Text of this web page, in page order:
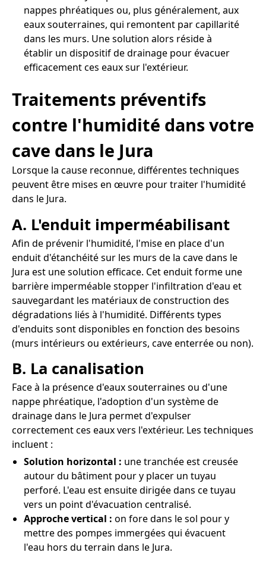
nappes phréatiques ou, plus généralement, aux
eaux souterraines, qui remontent par capillarité
dans les murs. Une solution alors réside à
établir un dispositif de drainage pour évacuer
efficacement ces eaux sur l'extérieur.
Traitements préventifs
contre l'humidité dans votre
cave dans le Jura
Lorsque la cause reconnue, différentes techniques
peuvent être mises en œuvre pour traiter l'humidité
dans le Jura.
A. L'enduit imperméabilisant
Afin de prévenir l'humidité, l'mise en place d'un
enduit d'étanchéité sur les murs de la cave dans le
Jura est une solution efficace. Cet enduit forme une
barrière imperméable stopper l'infiltration d'eau et
sauvegardant les matériaux de construction des
dégradations liés à l'humidité. Différents types
d'enduits sont disponibles en fonction des besoins
(murs intérieurs ou extérieurs, cave enterrée ou non).
B. La canalisation
Face à la présence d'eaux souterraines ou d'une
nappe phréatique, l'adoption d'un système de
drainage dans le Jura permet d'expulser
correctement ces eaux vers l'extérieur. Les techniques
incluent :
Solution horizontal : une tranchée est creusée
autour du bâtiment pour y placer un tuyau
perforé. L'eau est ensuite dirigée dans ce tuyau
vers un point d'évacuation centralisé.
Approche vertical : on fore dans le sol pour y
mettre des pompes immergées qui évacuent
l'eau hors du terrain dans le Jura.